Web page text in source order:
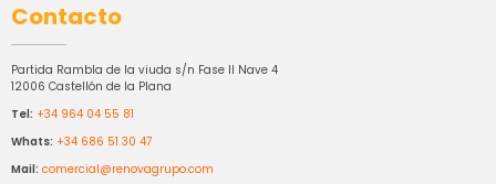
Contacto
Partida Rambla de la viuda s/n Fase II Nave 4
12006 Castellón de la Plana
Tel: +34 964 04 55 81
Whats: +34 686 51 30 47
Mail: comercial@renovagrupo.com